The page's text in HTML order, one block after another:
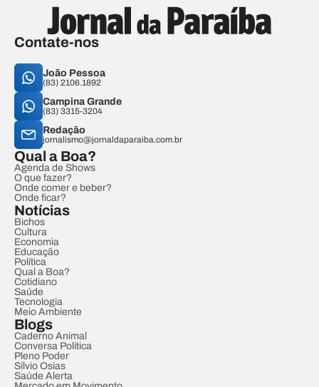
Contate-nos
João Pessoa
(83) 2106.1892
Campina Grande
(83) 3315-3204
Redação
jornalismo@jornaldaparaiba.com.br
Qual a Boa?
Agenda de Shows
O que fazer?
Onde comer e beber?
Onde ficar?
Notícias
Bichos
Cultura
Economia
Educação
Política
Qual a Boa?
Cotidiano
Saúde
Tecnologia
Meio Ambiente
Blogs
Caderno Animal
Conversa Política
Pleno Poder
Sílvio Osias
Saúde Alerta